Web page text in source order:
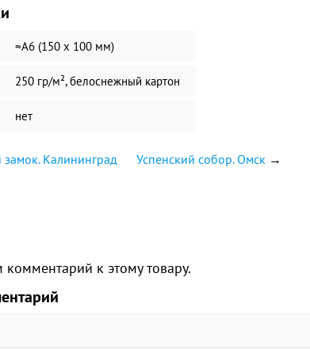
≈А6 (150 х 100 мм)
250 гр/м², белоснежный картон
нет
замок. Калининград Успенский собор. Омск →
комментарий к этому товару.